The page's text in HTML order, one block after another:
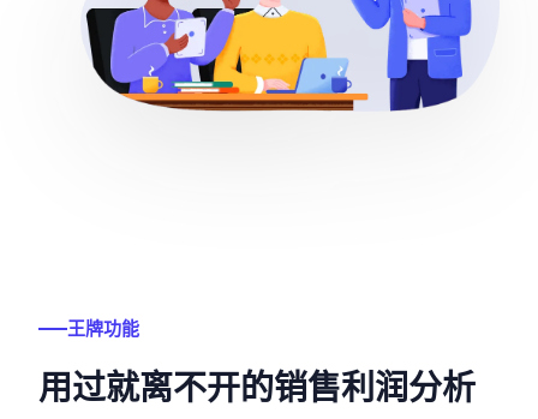
王牌功能
用过就离不开的销售利润分析